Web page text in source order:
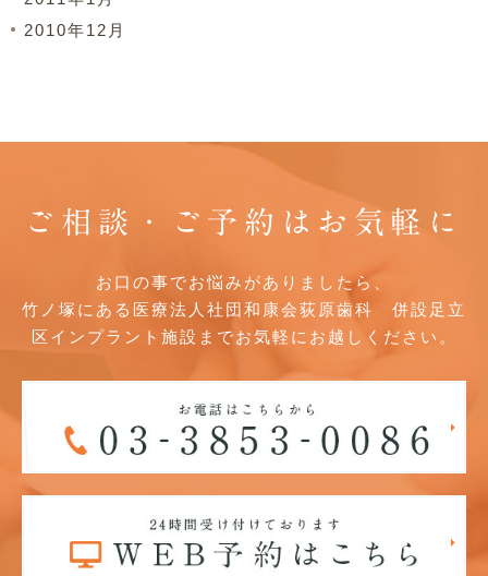
2010年12月
ご相談・ご予約はお気軽に
お口の事でお悩みがありましたら、
竹ノ塚にある医療法人社団和康会荻原歯科 併設足立
区インプラント施設までお気軽にお越しください。